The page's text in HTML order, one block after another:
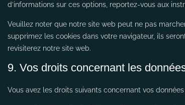
d’informations sur ces options, reportez-vous aux
Veuillez noter que notre site web peut ne pas
supprimez les cookies dans votre navigateur, ils
revisiterez notre site web.
9. Vos droits concernant les
Vous avez les droits suivants concernant vos